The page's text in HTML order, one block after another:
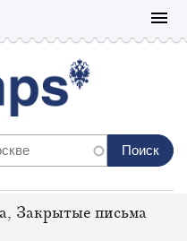
menu
Закрытые письма